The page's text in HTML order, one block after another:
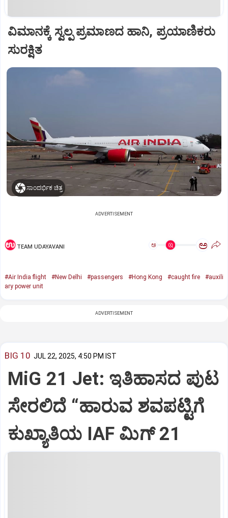
ವಿಮಾನಕ್ಕೆ ಸ್ವಲ್ಪ ಪ್ರಮಾಣದ ಹಾನಿ, ಪ್ರಯಾಣಿಕರು
ಸುರಕ್ಷಿತ
ಸಾಂದರ್ಭಿಕ ಚಿತ್ರ
ADVERTISEMENT
TEAM UDAYAVANI ಅ ಅ
#Air India flight #New Delhi #passengers #Hong Kong #caught fire
#auxili
ary power unit
ADVERTISEMENT
BIG 10 JUL 22, 2025, 4:50 PM IST
MiG 21 Jet: ಇತಿಹಾಸದ ಪುಟ
ಸೇರಲಿದೆ “ಹಾರುವ ಶವಪಟ್ಟಿಗೆ
ಕುಖ್ಯಾತಿಯ IAF ಮಿಗ್‌ 21